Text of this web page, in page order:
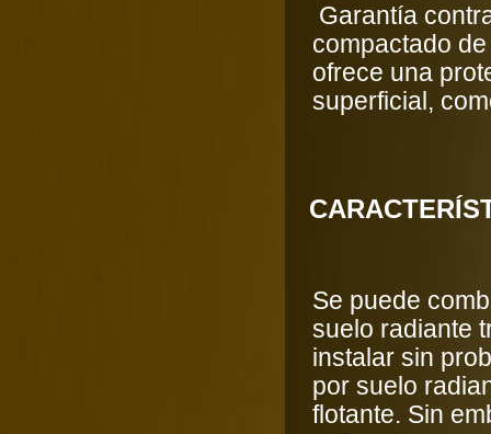
Garantía
compactado
ofrece una
superficial,
Se puede
suelo radiante
instalar sin
por suelo
flotante. Sin